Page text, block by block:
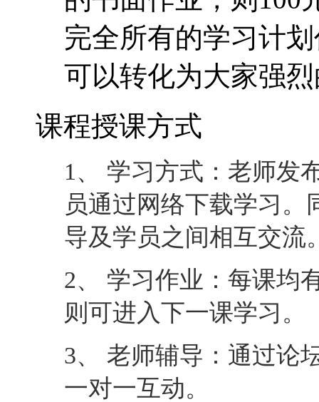
完全所有的学习计
可以转化为大家强
课程授课方式
1、 学习方式：老师发
员通过网络下载学习
导及学员之间相互交流
2、 学习作业：每课均
则可进入下一课学习。
3、 老师辅导：通过论
一对一互动。